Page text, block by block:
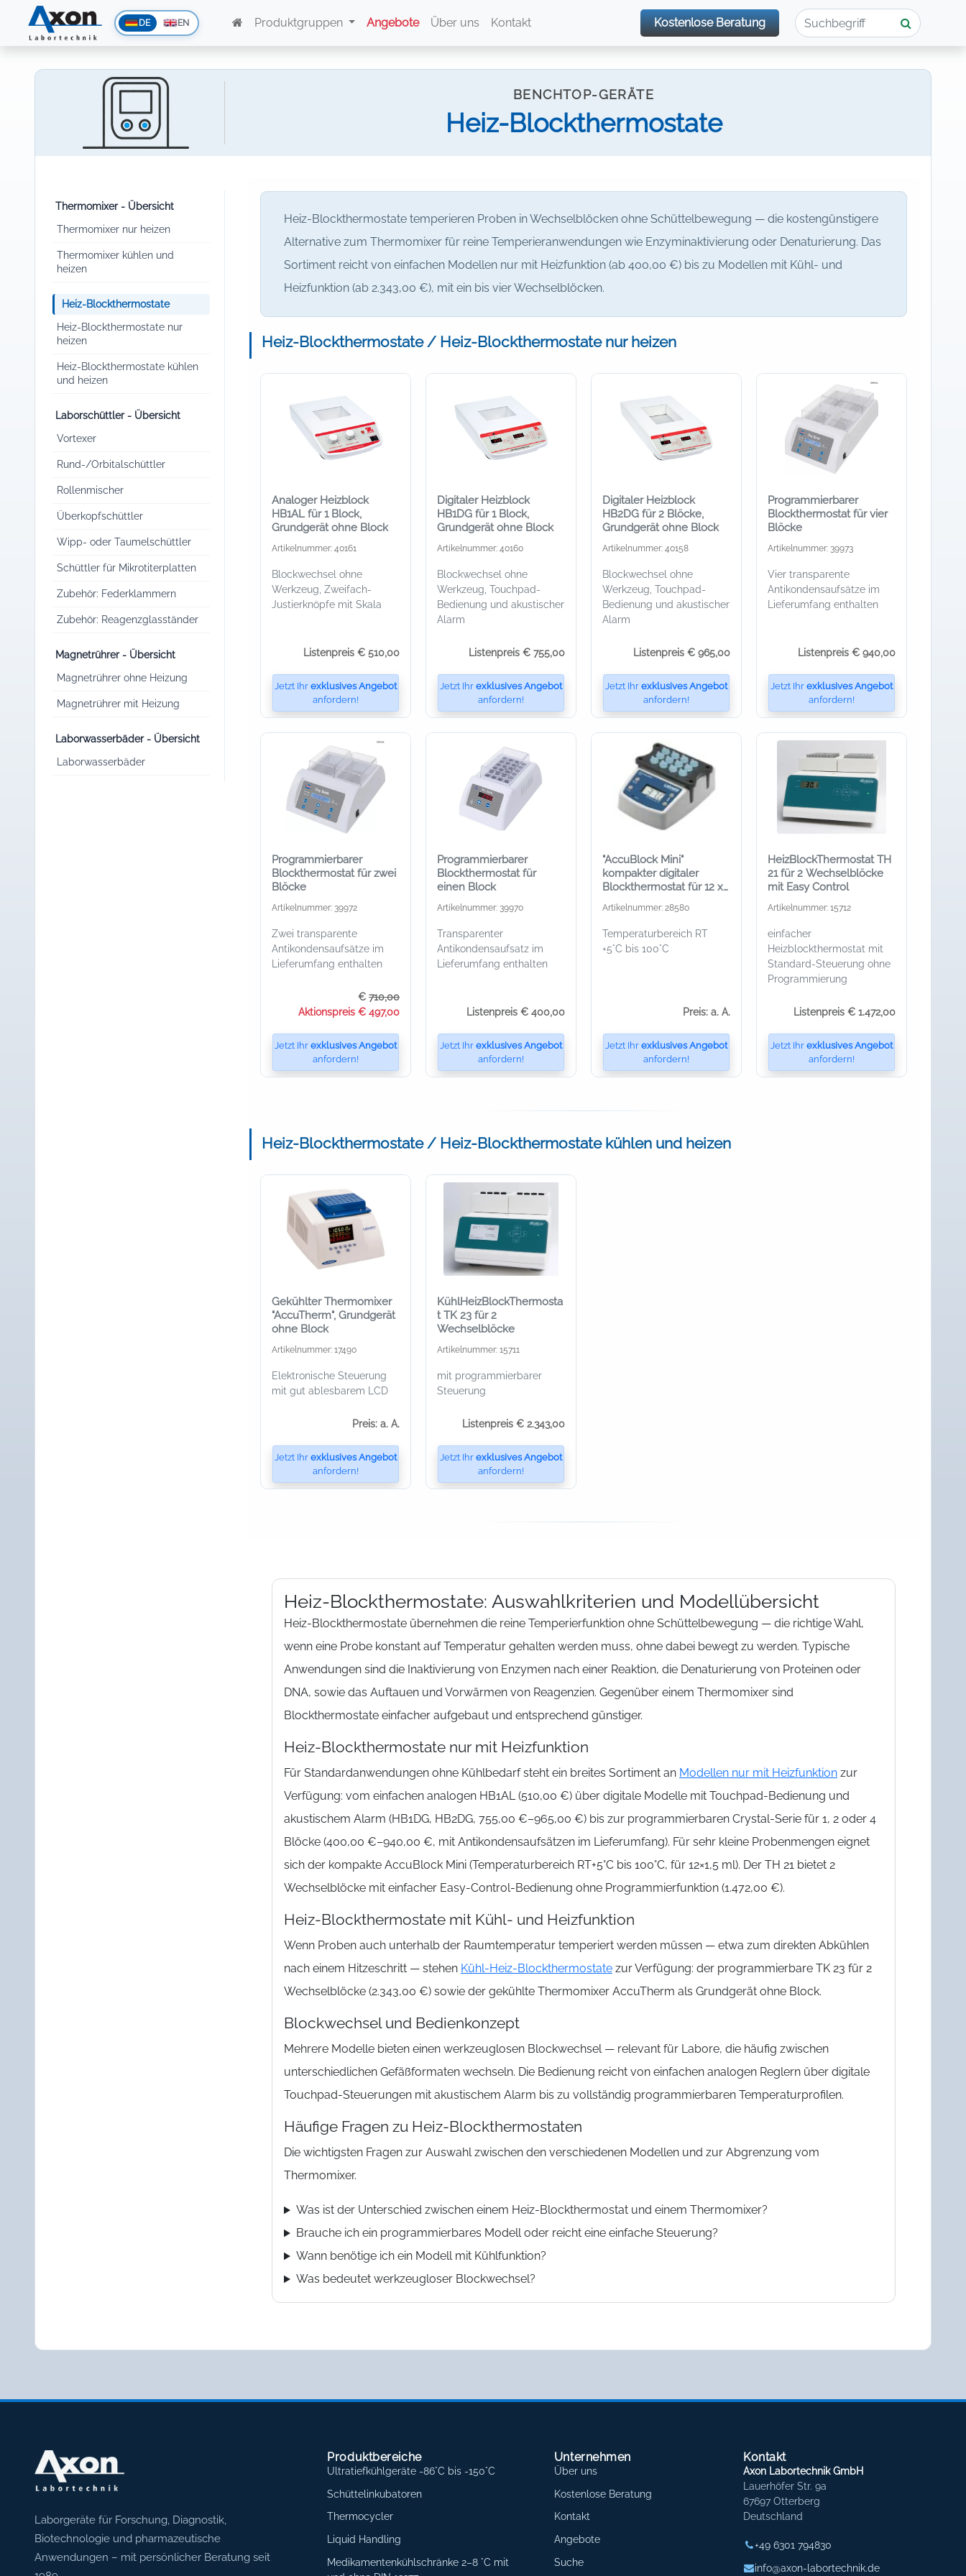
DE EN Produktgruppen Angebote Über uns Kontakt Kostenlose Beratung
BENCHTOP-GERÄTE
Heiz-Blockthermostate
Thermomixer - Übersicht
Thermomixer nur heizen
Thermomixer kühlen und
heizen
Heiz-Blockthermostate
Heiz-Blockthermostate nur
heizen
Heiz-Blockthermostate kühlen
und heizen
Laborschüttler - Übersicht
Vortexer
Rund-/Orbitalschüttler
Rollenmischer
Überkopfschüttler
Wipp- oder Taumelschüttler
Schüttler für Mikrotiterplatten
Zubehör: Federklammern
Zubehör: Reagenzglasständer
Magnetrührer - Übersicht
Magnetrührer ohne Heizung
Magnetrührer mit Heizung
Laborwasserbäder - Übersicht
Laborwasserbäder
Heiz-Blockthermostate temperieren Proben in Wechselblöcken ohne Schüttelbewegung — die kostengünstigere
Alternative zum Thermomixer für reine Temperieranwendungen wie Enzyminaktivierung oder Denaturierung. Das
Sortiment reicht von einfachen Modellen nur mit Heizfunktion (ab 400,00 €) bis zu Modellen mit Kühl- und
Heizfunktion (ab 2.343,00 €), mit ein bis vier Wechselblöcken.
Heiz-Blockthermostate / Heiz-Blockthermostate nur heizen
Analoger Heizblock
HB1AL für 1 Block,
Grundgerät ohne Block
Artikelnummer: 40161
Blockwechsel ohne
Werkzeug, Zweifach-
Justierknöpfe mit Skala
Listenpreis € 510,00
Jetzt Ihr exklusives Angebot
anfordern!
Digitaler Heizblock
HB1DG für 1 Block,
Grundgerät ohne Block
Artikelnummer: 40160
Blockwechsel ohne
Werkzeug, Touchpad-
Bedienung und akustischer
Alarm
Listenpreis € 755,00
Jetzt Ihr exklusives Angebot
anfordern!
Digitaler Heizblock
HB2DG für 2 Blöcke,
Grundgerät ohne Block
Artikelnummer: 40158
Blockwechsel ohne
Werkzeug, Touchpad-
Bedienung und akustischer
Alarm
Listenpreis € 965,00
Jetzt Ihr exklusives Angebot
anfordern!
Programmierbarer
Blockthermostat für vier
Blöcke
Artikelnummer: 39973
Vier transparente
Antikondensaufsätze im
Lieferumfang enthalten
Listenpreis € 940,00
Jetzt Ihr exklusives Angebot
anfordern!
Programmierbarer
Blockthermostat für zwei
Blöcke
Artikelnummer: 39972
Zwei transparente
Antikondensaufsätze im
Lieferumfang enthalten
€ 710,00
Aktionspreis € 497,00
Jetzt Ihr exklusives Angebot
anfordern!
Programmierbarer
Blockthermostat für
einen Block
Artikelnummer: 39970
Transparenter
Antikondensaufsatz im
Lieferumfang enthalten
Listenpreis € 400,00
Jetzt Ihr exklusives Angebot
anfordern!
"AccuBlock Mini"
kompakter digitaler
Blockthermostat für 12 x
1,5 ml
Artikelnummer: 28580
Temperaturbereich RT
+5°C bis 100°C
Preis: a. A.
Jetzt Ihr exklusives Angebot
anfordern!
HeizBlockThermostat TH
21 für 2 Wechselblöcke
mit Easy Control
Artikelnummer: 15712
einfacher
Heizblockthermostat mit
Standard-Steuerung ohne
Programmierung
Listenpreis € 1.472,00
Jetzt Ihr exklusives Angebot
anfordern!
Heiz-Blockthermostate / Heiz-Blockthermostate kühlen und heizen
Gekühlter Thermomixer
"AccuTherm", Grundgerät
ohne Block
Artikelnummer: 17490
Elektronische Steuerung
mit gut ablesbarem LCD
Preis: a. A.
Jetzt Ihr exklusives Angebot
anfordern!
KühlHeizBlockThermosta
t TK 23 für 2
Wechselblöcke
Artikelnummer: 15711
mit programmierbarer
Steuerung
Listenpreis € 2.343,00
Jetzt Ihr exklusives Angebot
anfordern!
Heiz-Blockthermostate: Auswahlkriterien und Modellübersicht
Heiz-Blockthermostate übernehmen die reine Temperierfunktion ohne Schüttelbewegung — die richtige Wahl,
wenn eine Probe konstant auf Temperatur gehalten werden muss, ohne dabei bewegt zu werden. Typische
Anwendungen sind die Inaktivierung von Enzymen nach einer Reaktion, die Denaturierung von Proteinen oder
DNA, sowie das Auftauen und Vorwärmen von Reagenzien. Gegenüber einem Thermomixer sind
Blockthermostate einfacher aufgebaut und entsprechend günstiger.
Heiz-Blockthermostate nur mit Heizfunktion
Für Standardanwendungen ohne Kühlbedarf steht ein breites Sortiment an Modellen nur mit Heizfunktion zur
Verfügung: vom einfachen analogen HB1AL (510,00 €) über digitale Modelle mit Touchpad-Bedienung und
akustischem Alarm (HB1DG, HB2DG, 755,00 €–965,00 €) bis zur programmierbaren Crystal-Serie für 1, 2 oder 4
Blöcke (400,00 €–940,00 €, mit Antikondensaufsätzen im Lieferumfang). Für sehr kleine Probenmengen eignet
sich der kompakte AccuBlock Mini (Temperaturbereich RT+5°C bis 100°C, für 12×1,5 ml). Der TH 21 bietet 2
Wechselblöcke mit einfacher Easy-Control-Bedienung ohne Programmierfunktion (1.472,00 €).
Heiz-Blockthermostate mit Kühl- und Heizfunktion
Wenn Proben auch unterhalb der Raumtemperatur temperiert werden müssen — etwa zum direkten Abkühlen
nach einem Hitzeschritt — stehen Kühl-Heiz-Blockthermostate zur Verfügung: der programmierbare TK 23 für 2
Wechselblöcke (2.343,00 €) sowie der gekühlte Thermomixer AccuTherm als Grundgerät ohne Block.
Blockwechsel und Bedienkonzept
Mehrere Modelle bieten einen werkzeuglosen Blockwechsel — relevant für Labore, die häufig zwischen
unterschiedlichen Gefäßformaten wechseln. Die Bedienung reicht von einfachen analogen Reglern über digitale
Touchpad-Steuerungen mit akustischem Alarm bis zu vollständig programmierbaren Temperaturprofilen.
Häufige Fragen zu Heiz-Blockthermostaten
Die wichtigsten Fragen zur Auswahl zwischen den verschiedenen Modellen und zur Abgrenzung vom
Thermomixer.
Was ist der Unterschied zwischen einem Heiz-Blockthermostat und einem Thermomixer?
Brauche ich ein programmierbares Modell oder reicht eine einfache Steuerung?
Wann benötige ich ein Modell mit Kühlfunktion?
Was bedeutet werkzeugloser Blockwechsel?
Axon Labortechnik
Laborgeräte für Forschung, Diagnostik,
Biotechnologie und pharmazeutische
Anwendungen – mit persönlicher Beratung seit
Produktbereiche
Ultratiefkühlgeräte -86°C bis -150°C
Schüttelinkubatoren
Thermocycler
Liquid Handling
Medikamentenkühlschränke 2–8 °C mit
Unternehmen
Über uns
Kostenlose Beratung
Kontakt
Angebote
Suche
Kontakt
Axon Labortechnik GmbH
Lauerhöfer Str. 9a
67697 Otterberg
Deutschland
+49 6301 794830
info@axon-labortechnik.de